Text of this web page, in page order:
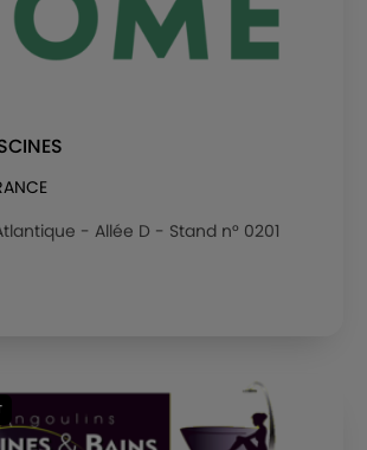
- Allée D - Stand n° 0201